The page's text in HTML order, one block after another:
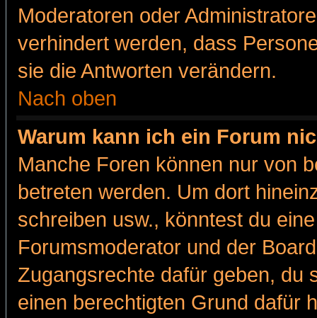
Moderatoren oder
verhindert werden, dass
sie die Antworten verändern.
Nach oben
Warum kann ich ein Forum
Manche Foren können nur von
betreten werden. Um dort
schreiben usw., könntest du
Forumsmoderator und der
Zugangsrechte dafür geben, du
einen berechtigten Grund dafür